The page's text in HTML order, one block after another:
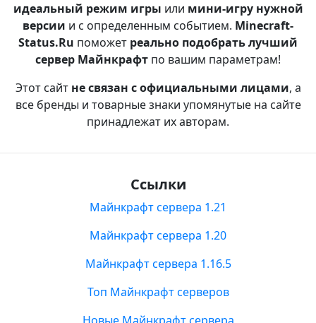
идеальный режим игры или мини-игру нужной
версии и с определенным событием. Minecraft-
Status.Ru поможет реально подобрать лучший
сервер Майнкрафт по вашим параметрам!
Этот сайт не связан с официальными лицами, а
все бренды и товарные знаки упомянутые на сайте
принадлежат их авторам.
Ссылки
Майнкрафт сервера 1.21
Майнкрафт сервера 1.20
Майнкрафт сервера 1.16.5
Топ Майнкрафт серверов